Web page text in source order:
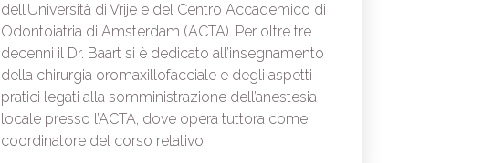
dell’Università di Vrije e del Centro Accademico di
Odontoiatria di Amsterdam (ACTA). Per oltre tre
decenni il Dr. Baart si è dedicato all’insegnamento
della chirurgia oromaxillofacciale e degli aspetti
pratici legati alla somministrazione dell’anestesia
locale presso l’ACTA, dove opera tuttora come
coordinatore del corso relativo.